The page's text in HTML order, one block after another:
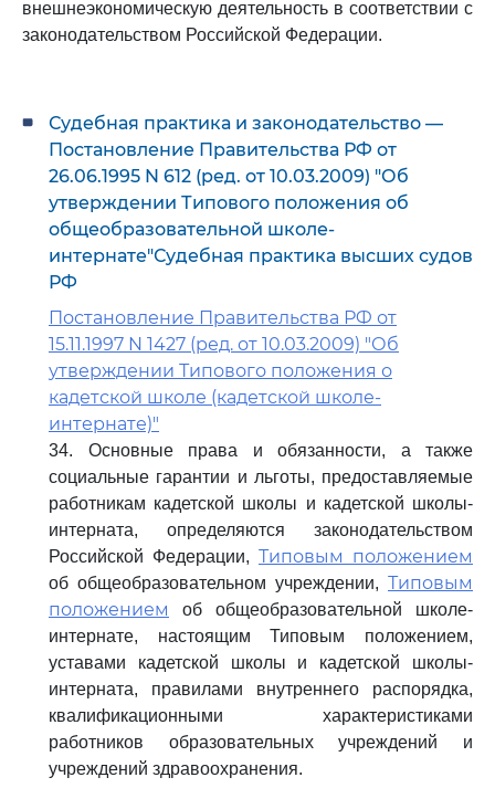
внешнеэкономическую деятельность в соответствии с
законодательством Российской Федерации.
Судебная практика и законодательство —
Постановление Правительства РФ от
26.06.1995 N 612 (ред. от 10.03.2009) "Об
утверждении Типового положения об
общеобразовательной школе-
интернате"Судебная практика высших судов
РФ
Постановление Правительства РФ от
15.11.1997 N 1427 (ред. от 10.03.2009) "Об
утверждении Типового положения о
кадетской школе (кадетской школе-
интернате)"
34. Основные права и обязанности, а также
социальные гарантии и льготы, предоставляемые
работникам кадетской школы и кадетской школы-
интерната, определяются законодательством
Российской Федерации, Типовым положением
об общеобразовательном учреждении, Типовым
положением
об общеобразовательной школе-
интернате, настоящим Типовым положением,
уставами кадетской школы и кадетской школы-
интерната, правилами внутреннего распорядка,
квалификационными характеристиками
работников образовательных учреждений и
учреждений здравоохранения.